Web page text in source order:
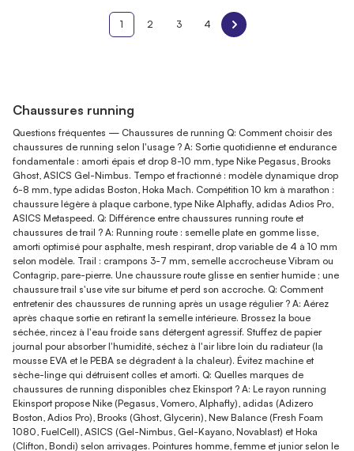
1 2 3 4
Chaussures running
Questions fréquentes — Chaussures de running Q: Comment choisir des
chaussures de running selon l'usage ? A: Sortie quotidienne et endurance
fondamentale : amorti épais et drop 8-10 mm, type Nike Pegasus, Brooks
Ghost, ASICS Gel-Nimbus. Tempo et fractionné : modèle dynamique drop
6-8 mm, type adidas Boston, Hoka Mach. Compétition 10 km à marathon :
chaussure légère à plaque carbone, type Nike Alphafly, adidas Adios Pro,
ASICS Metaspeed. Q: Différence entre chaussures running route et
chaussures de trail ? A: Running route : semelle plate en gomme lisse,
amorti optimisé pour asphalte, mesh respirant, drop variable de 4 à 10 mm
selon modèle. Trail : crampons 3-7 mm, semelle accrocheuse Vibram ou
Contagrip, pare-pierre. Une chaussure route glisse en sentier humide ; une
chaussure trail s'use vite sur bitume et perd son accroche. Q: Comment
entretenir des chaussures de running après un usage régulier ? A: Aérez
après chaque sortie en retirant la semelle intérieure. Brossez la boue
séchée, rincez à l'eau froide sans détergent agressif. Stuffez de papier
journal pour absorber l'humidité, séchez à l'air libre loin du radiateur (la
mousse EVA et le PEBA se dégradent à la chaleur). Évitez machine et
sèche-linge qui détruisent colles et amorti. Q: Quelles marques de
chaussures de running disponibles chez Ekinsport ? A: Le rayon running
Ekinsport propose Nike (Pegasus, Vomero, Alphafly), adidas (Adizero
Boston, Adios Pro), Brooks (Ghost, Glycerin), New Balance (Fresh Foam
1080, FuelCell), ASICS (Gel-Nimbus, Gel-Kayano, Novablast) et Hoka
(Clifton, Bondi) selon arrivages. Pointures homme, femme et junior selon le